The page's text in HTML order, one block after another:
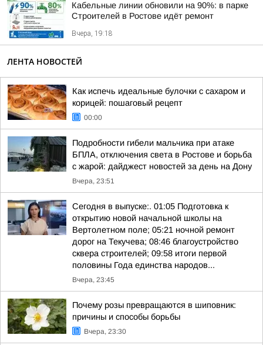
Кабельные линии обновили на 90%: в парке
Строителей в Ростове идёт ремонт
Вчера, 19:18
ЛЕНТА НОВОСТЕЙ
Как испечь идеальные булочки с сахаром и
корицей: пошаговый рецепт
00:00
Подробности гибели мальчика при атаке
БПЛА, отключения света в Ростове и борьба
с жарой: дайджест новостей за день на Дону
Вчера, 23:51
Сегодня в выпуске:. 01:05 Подготовка к
открытию новой начальной школы на
Вертолетном поле; 05:21 ночной ремонт
дорог на Текучева; 08:46 благоустройство
сквера строителей; 09:58 итоги первой
половины Года единства народов...
Вчера, 23:45
Почему розы превращаются в шиповник:
причины и способы борьбы
Вчера, 23:30